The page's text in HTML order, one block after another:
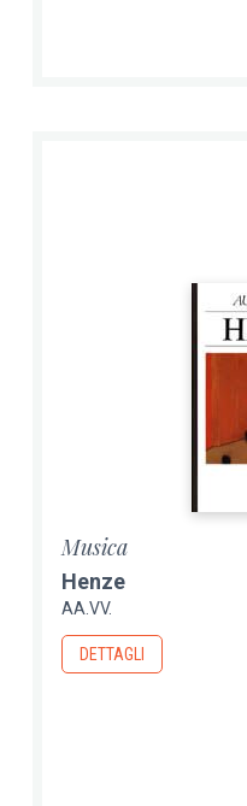
Musica
Henze
AA.VV.
DETTAGLI